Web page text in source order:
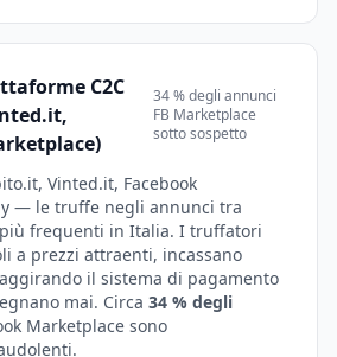
C2C
34 % degli annunci
FB Marketplace
sotto sospetto
Vinted.it, Facebook
— le truffe negli annunci tra
frequenti in Italia. I truffatori
a prezzi attraenti, incassano
il sistema di pagamento
mai. Circa 34 % degli
Marketplace sono